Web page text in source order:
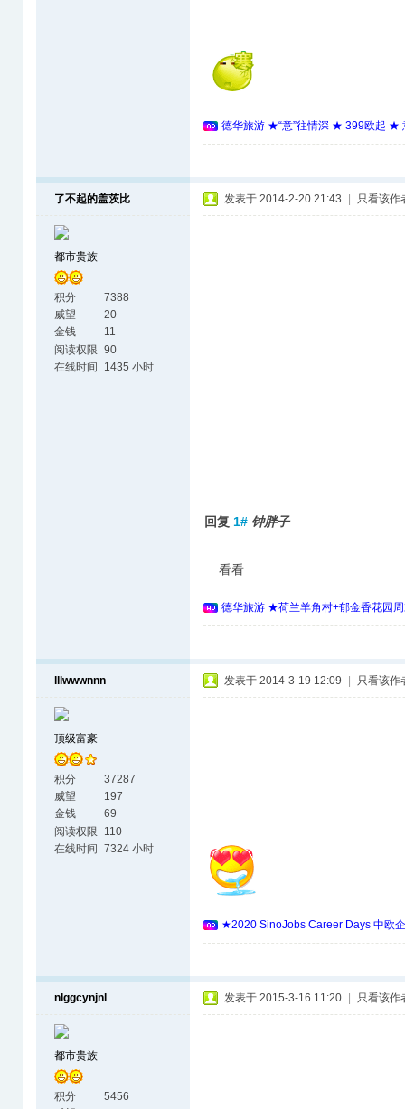
德华旅游 ★“意”往情深 ★ 399欧起 ★
了不起的盖茨比
都市贵族
积分
7388
威望
20
金钱
11
阅读权限 90
在线时间
1435 小时
发表于 2014-2-20 21:43 只看该作
回复 1# 钟胖子
看看
德华旅游 ★荷兰羊角村+郁金香花园
lllwwwnnn
顶级富豪
积分
37287
威望
197
金钱
69
阅读权限
110
在线时间 7324 小时
发表于 2014-3-19 12:09 只看该作
★2020 SinoJobs Career Days 中欧
nlggcynjnl
都市贵族
积分
5456
发表于 2015-3-16 11:20 只看该作